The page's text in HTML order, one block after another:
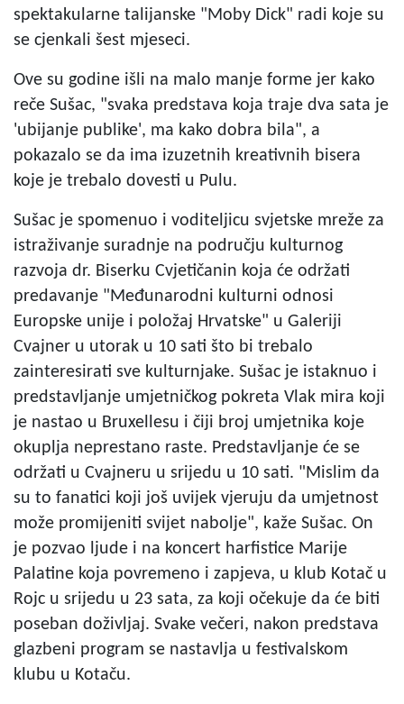
spektakularne talijanske "Moby Dick" radi koje su
se cjenkali šest mjeseci.
Ove su godine išli na malo manje forme jer kako
reče Sušac, "svaka predstava koja traje dva sata je
'ubijanje publike', ma kako dobra bila", a
pokazalo se da ima izuzetnih kreativnih bisera
koje je trebalo dovesti u Pulu.
Sušac je spomenuo i voditeljicu svjetske mreže za
istraživanje suradnje na području kulturnog
razvoja dr. Biserku Cvjetičanin koja će održati
predavanje "Međunarodni kulturni odnosi
Europske unije i položaj Hrvatske" u Galeriji
Cvajner u utorak u 10 sati što bi trebalo
zainteresirati sve kulturnjake. Sušac je istaknuo i
predstavljanje umjetničkog pokreta Vlak mira koji
je nastao u Bruxellesu i čiji broj umjetnika koje
okuplja neprestano raste. Predstavljanje će se
održati u Cvajneru u srijedu u 10 sati. "Mislim da
su to fanatici koji još uvijek vjeruju da umjetnost
može promijeniti svijet nabolje", kaže Sušac. On
je pozvao ljude i na koncert harfistice Marije
Palatine koja povremeno i zapjeva, u klub Kotač u
Rojc u srijedu u 23 sata, za koji očekuje da će biti
poseban doživljaj. Svake večeri, nakon predstava
glazbeni program se nastavlja u festivalskom
klubu u Kotaču.